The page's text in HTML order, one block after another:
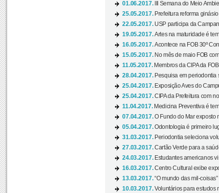
01.06.2017.
III Semana do Meio
25.05.2017. Prefeitura reforma
22.05.2017. USP participa da
19.05.2017.Artes na maturidade é
16.05.2017.Acontece na FOB 30º
15.05.2017. No mês de maio FOB
11.05.2017. Membros da CIPA da
28.04.2017. Pesquisa em periodontia
25.04.2017. Exposição Aves do
25.04.2017.CIPA da Prefeitura com
11.04.2017. Medicina Preventiva é
07.04.2017.O Fundo do Mar exposto
05.04.2017.Odontologia é primeiro
31.03.2017. Periodontia seleciona
27.03.2017.Cartão Verde para a
24.03.2017. Estudantes americanos
16.03.2017.Centro Cultural exibe
13.03.2017.“O mundo das mil-
10.03.2017.Voluntários para estudos